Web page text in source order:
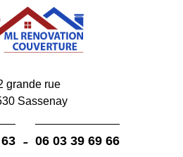
grande rue
Sassenay
- 06 03 39 69 66